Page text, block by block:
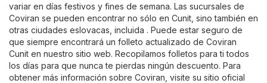
variar en días festivos y fines de semana. Las sucursales de
Coviran se pueden encontrar no sólo en Cunit, sino también en
otras ciudades eslovacas, incluida . Puede estar seguro de
que siempre encontrará un folleto actualizado de Coviran
Cunit en nuestro sitio web. Recopilamos folletos para ti todos
los días para que nunca te pierdas ningún descuento. Para
obtener más información sobre Coviran, visite su sitio oficial